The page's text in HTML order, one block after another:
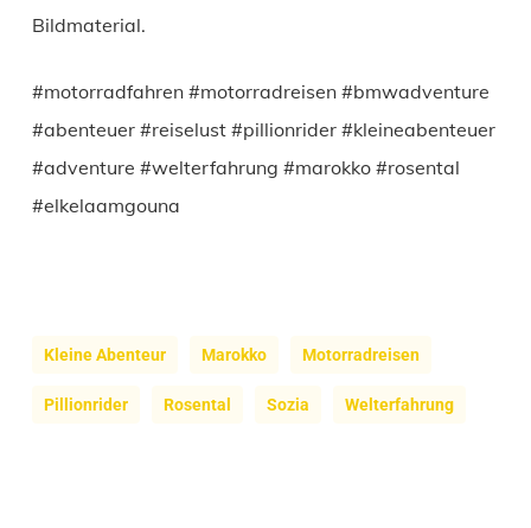
Bildmaterial.
#motorradfahren #motorradreisen #bmwadventure
#abenteuer #reiselust #pillionrider #kleineabenteuer
#adventure #welterfahrung #marokko #rosental
#elkelaamgouna
Kleine Abenteur Marokko Motorradreisen
Pillionrider Rosental Sozia Welterfahrung